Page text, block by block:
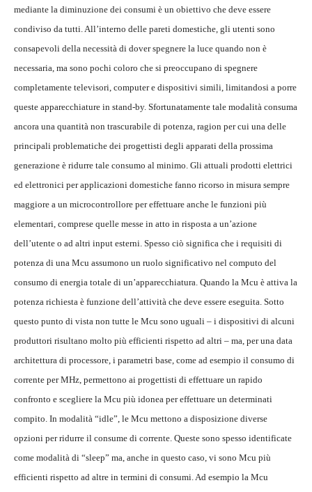
mediante la diminuzione dei consumi è un obiettivo che deve essere
condiviso da tutti. All’interno delle pareti domestiche, gli utenti sono
consapevoli della necessità di dover spegnere la luce quando non è
necessaria, ma sono pochi coloro che si preoccupano di spegnere
completamente televisori, computer e dispositivi simili, limitandosi a porre
queste apparecchiature in stand-by. Sfortunatamente tale modalità consuma
ancora una quantità non trascurabile di potenza, ragion per cui una delle
principali problematiche dei progettisti degli apparati della prossima
generazione è ridurre tale consumo al minimo. Gli attuali prodotti elettrici
ed elettronici per applicazioni domestiche fanno ricorso in misura sempre
maggiore a un microcontrollore per effettuare anche le funzioni più
elementari, comprese quelle messe in atto in risposta a un’azione
dell’utente o ad altri input esterni. Spesso ciò significa che i requisiti di
potenza di una Mcu assumono un ruolo significativo nel computo del
consumo di energia totale di un’apparecchiatura. Quando la Mcu è attiva la
potenza richiesta è funzione dell’attività che deve essere eseguita. Sotto
questo punto di vista non tutte le Mcu sono uguali – i dispositivi di alcuni
produttori risultano molto più efficienti rispetto ad altri – ma, per una data
architettura di processore, i parametri base, come ad esempio il consumo di
corrente per MHz, permettono ai progettisti di effettuare un rapido
confronto e scegliere la Mcu più idonea per effettuare un determinati
compito. In modalità “idle”, le Mcu mettono a disposizione diverse
opzioni per ridurre il consume di corrente. Queste sono spesso identificate
come modalità di “sleep” ma, anche in questo caso, vi sono Mcu più
efficienti rispetto ad altre in termini di consumi. Ad esempio la Mcu